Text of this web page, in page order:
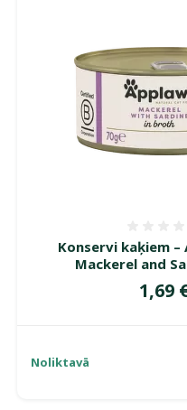
Konservi kaķiem –
Mackerel and
Cena
1,69
Noliktavā